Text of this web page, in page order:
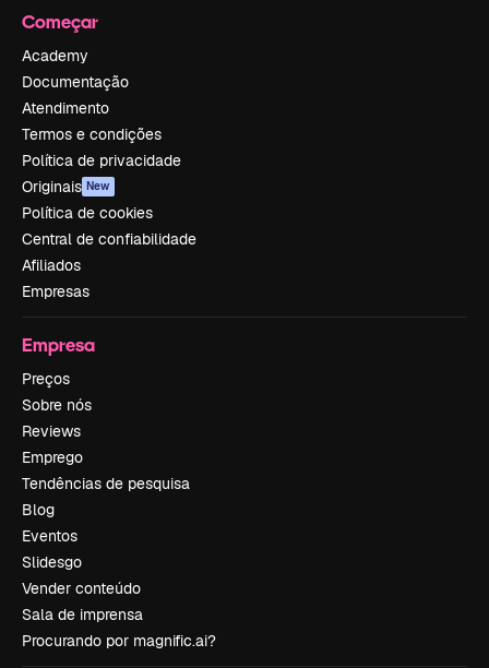
Começar
Academy
Documentação
Atendimento
Termos e condições
Política de privacidade
Originais New
Política de cookies
Central de confiabilidade
Afiliados
Empresas
Empresa
Preços
Sobre nós
Reviews
Emprego
Tendências de pesquisa
Blog
Eventos
Slidesgo
Vender conteúdo
Sala de imprensa
Procurando por magnific.ai?